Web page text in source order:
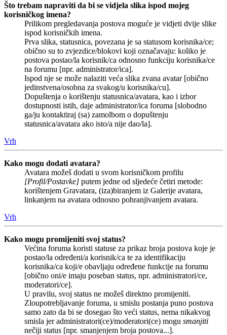
Što trebam napraviti da bi se vidjela slika ispod mojeg
korisničkog imena?
Prilikom pregledavanja postova moguće je vidjeti dvije slike
ispod korisničkih imena.
Prva slika, statusnica, povezana je sa statusom korisnika/ce;
obično su to zvjezdice/blokovi koji označavaju: koliko je
postova postao/la korisnik/ca odnosno funkciju korisnika/ce
na forumu [npr. administrator/ica].
Ispod nje se može nalaziti veća slika zvana avatar [obično
jedinstvena/osobna za svakog/u korisnika/cu].
Dopuštenja o korištenju statusnica/avatara, kao i izbor
dostupnosti istih, daje administrator/ica foruma [slobodno
ga/ju kontaktiraj (sa) zamolbom o dopuštenju
statusnica/avatara ako isto/a nije dao/la].
Vrh
Kako mogu dodati avatara?
Avatara možeš dodati u svom korisničkom profilu
[Profil/Postavke] putem jedne od sljedeće četiri metode:
korištenjem Gravatara, (iza)biranjem iz Galerije avatara,
linkanjem na avatara odnosno pohranjivanjem avatara.
Vrh
Kako mogu promijeniti svoj status?
Većina foruma koristi statuse za prikaz broja postova koje je
postao/la određeni/a korisnik/ca te za identifikaciju
korisnika/ca koji/e obavljaju određene funkcije na forumu
[obično oni/e imaju poseban status, npr. administratori/ce,
moderatori/ce].
U pravilu, svoj status ne možeš direktno promijeniti.
Zloupotrebljavanje foruma, u smislu postanja puno postova
samo zato da bi se dosegao što veći status, nema nikakvog
smisla jer administratori(ce)/moderatori(ce) mogu smanjiti
nečiji status [npr. smanjenjem broja postova...].